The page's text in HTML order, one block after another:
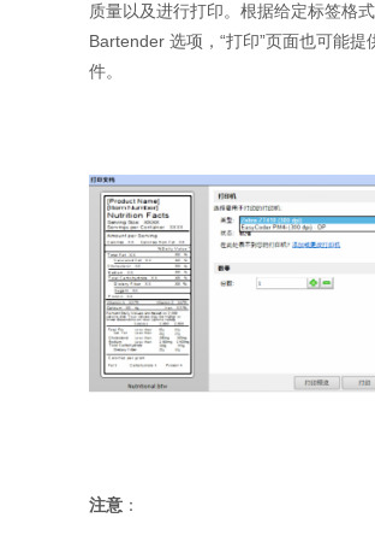
质量以及进行打印。根据给定标签格
Bartender 选项，“打印”页面也可能提
件。
注意 ：